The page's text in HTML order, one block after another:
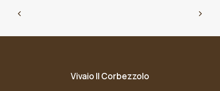
Vivaio Il Corbezzolo